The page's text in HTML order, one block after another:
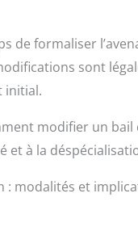
de formaliser
sont
initial.
modifier un
et à la
: modalités et